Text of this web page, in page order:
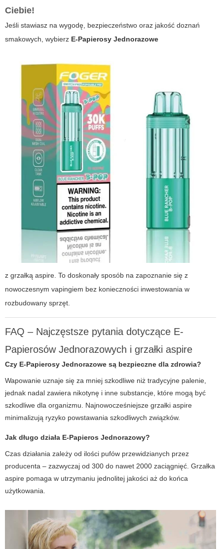
Ciebie!
Jeśli stawiasz na wygodę, bezpieczeństwo oraz jakość doznań
smakowych, wybierz E-Papierosy Jednorazowe
z grzałką aspire. To doskonały sposób na zapoznanie się z
nowoczesnym vapingiem bez konieczności inwestowania w
rozbudowany sprzęt.
FAQ – Najczęstsze pytania dotyczące E-
Papierosów Jednorazowych i grzałki aspire
Czy E-Papierosy Jednorazowe są bezpieczne dla zdrowia?
Wapowanie uznaje się za mniej szkodliwe niż tradycyjne palenie,
jednak nadal zawiera nikotynę i inne substancje, które mogą być
szkodliwe dla organizmu. Najnowocześniejsze grzałki aspire
minimalizują ryzyko powstawania szkodliwych związków.
Jak długo działa E-Papieros Jednorazowy?
Czas działania zależy od ilości pufów przewidzianych przez
producenta – zazwyczaj od 300 do nawet 2000 zaciągnięć. Grzałka
aspire pomaga w utrzymaniu jednolitej jakości aż do końca
użytkowania.